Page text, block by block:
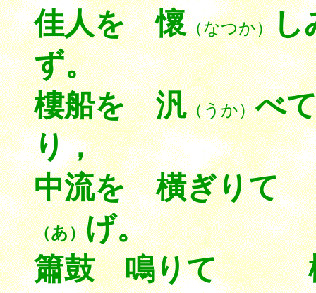
佳人を 懷（なつか）
ず。
樓船を 汎（うか）べ
り，
中流を 橫ぎり
（あ）げ。
簫鼓 鳴りて